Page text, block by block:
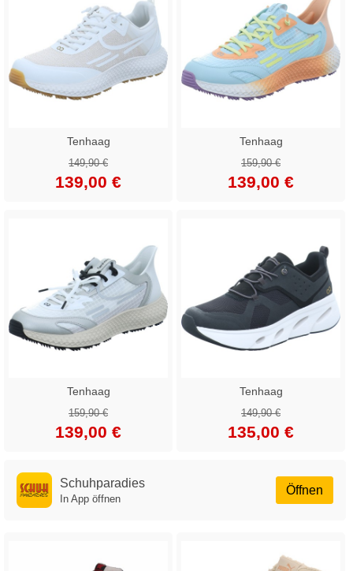
Tenhaag
149,90 €
139,00 €
Tenhaag
159,90 €
139,00 €
Tenhaag
159,90 €
139,00 €
Tenhaag
149,90 €
135,00 €
Öffnen
Schuhparadies
In App öffnen